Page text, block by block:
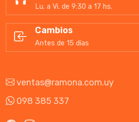
Lu. a Vi. de 9:30 a 17 hs.
Cambios
Antes de 15 días
ventas@ramona.com.uy
098 385 337